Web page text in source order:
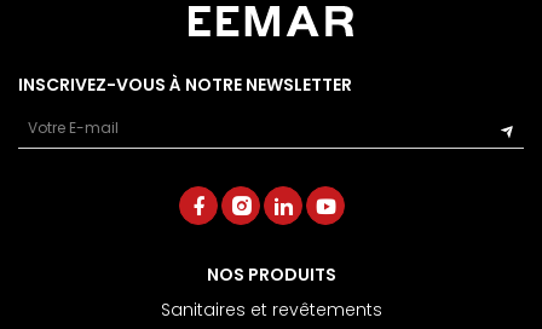
INSCRIVEZ-VOUS À NOTRE NEWSLETTER
NOS PRODUITS
Sanitaires et revêtements